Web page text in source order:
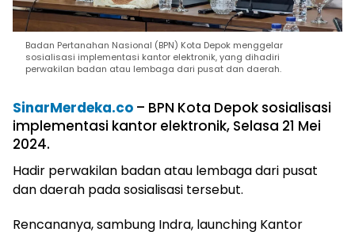
Badan Pertanahan Nasional (BPN) Kota Depok menggelar
sosialisasi implementasi kantor elektronik, yang dihadiri
perwakilan badan atau lembaga dari pusat dan daerah.
SinarMerdeka.co – BPN Kota Depok sosialisasi
implementasi kantor elektronik, Selasa 21 Mei
2024.
Hadir perwakilan badan atau lembaga dari pusat
dan daerah pada sosialisasi tersebut.
Rencananya, sambung Indra, launching Kantor